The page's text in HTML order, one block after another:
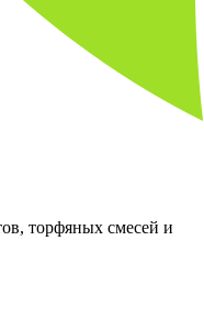
торфяных смесей и